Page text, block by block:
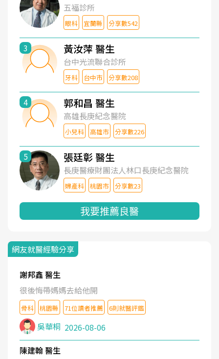
五福診所
眼科 宜蘭縣 分享數542
3 黃汝萍 醫生
台中光流聯合診所
牙科 台中市 分享數208
4 郭和昌 醫生
高雄長庚紀念醫院
小兒科 高雄市 分享數226
5 張廷彰 醫生
長庚醫療財團法人林口長庚紀念醫院
婦產科 桃園市 分享數23
我要推薦良醫
網友就醫經驗分享
謝邦鑫 醫生
很後悔帶媽媽去給他開
骨科 桃園縣 71位讀者推薦 6則就醫評鑑
吳華桐 2026-08-06
陳建翰 醫生